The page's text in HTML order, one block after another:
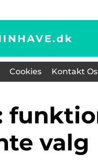
dk
Cookies Kontakt Os
valg